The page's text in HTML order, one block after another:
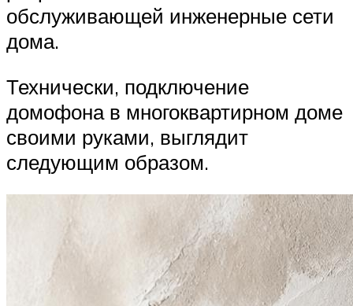
обслуживающей инженерные сети
дома.
Технически, подключение
домофона в многоквартирном доме
своими руками, выглядит
следующим образом.